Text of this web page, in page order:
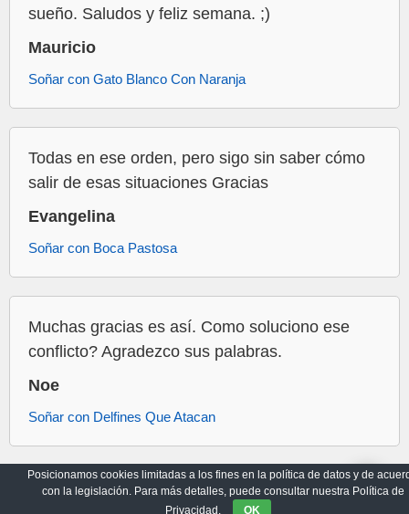
sueño. Saludos y feliz semana. ;)
Mauricio
Soñar con Gato Blanco Con Naranja
Todas en ese orden, pero sigo sin saber cómo
salir de esas situaciones Gracias
Evangelina
Soñar con Boca Pastosa
Muchas gracias es así. Como soluciono ese
conflicto? Agradezco sus palabras.
Noe
Soñar con Delfines Que Atacan
Archivo Política de Privacidad
Posicionamos cookies limitadas a los fines en la política de datos y de
con la legislación. Para más detalles, puede consultar nuestra Política de
Privacidad.
OK